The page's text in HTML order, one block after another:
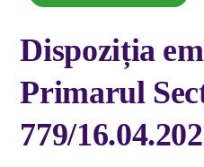
Dispoziția
Primarul
779/